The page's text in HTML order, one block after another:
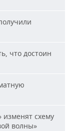
что достоин
схему
волны»